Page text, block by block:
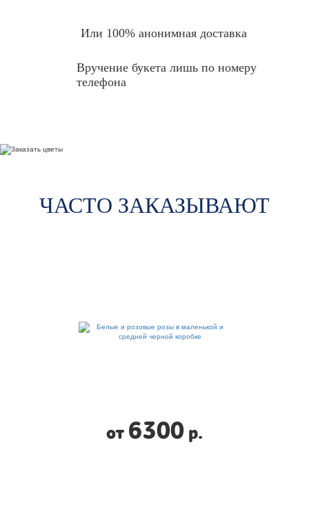
Или 100% анонимная доставка
Вручение букета лишь по номеру
телефона
ЧАСТО ЗАКАЗЫВАЮТ
от 6300 р.